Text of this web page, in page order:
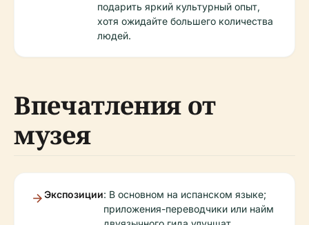
подарить яркий культурный опыт,
хотя ожидайте большего количества
людей.
Впечатления от
музея
Экспозиции: В основном на испанском языке;
приложения-переводчики или найм